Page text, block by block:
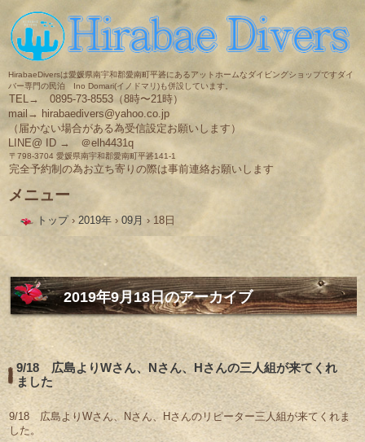
HirabaeDiversは愛媛県南宇和郡愛南町平碆にあるアットホームなダイビングショップですダイ
バー専門の民泊 Ino Domari(イノドマリ)も併設しています。
TEL→ 0895-73-8553（8時〜21時）
mail→ hirabaedivers@yahoo.co.jp
（届かない場合がある為受信設定お願いします）
LINE@ ID → ＠elh4431q
〒798-3704 愛媛県南宇和郡愛南町平碆141-1
完全予約制の為お立ち寄りの際は事前連絡お願いします
メニュー
へ
ス
キ
ッ
プ
トップ › 2019年 › 09月 › 18日
2019年9月18日のアーカイブ
9/18 広島よりWさん、Nさん、Hさんの三人組が来てくれ
ました
9/18 広島よりWさん、Nさん、Hさんのリピーター三人組が来てくれま
した。